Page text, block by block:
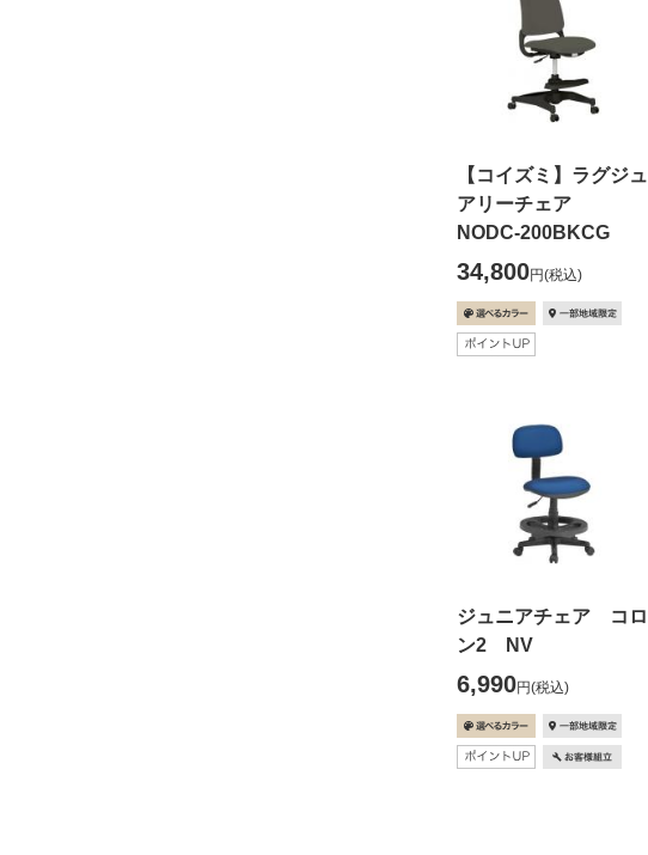
【コイズミ】ラグジュ
アリーチェア
NODC-200BKCG
34,800円(税込)
ジュニアチェア コロ
ン2 NV
6,990円(税込)